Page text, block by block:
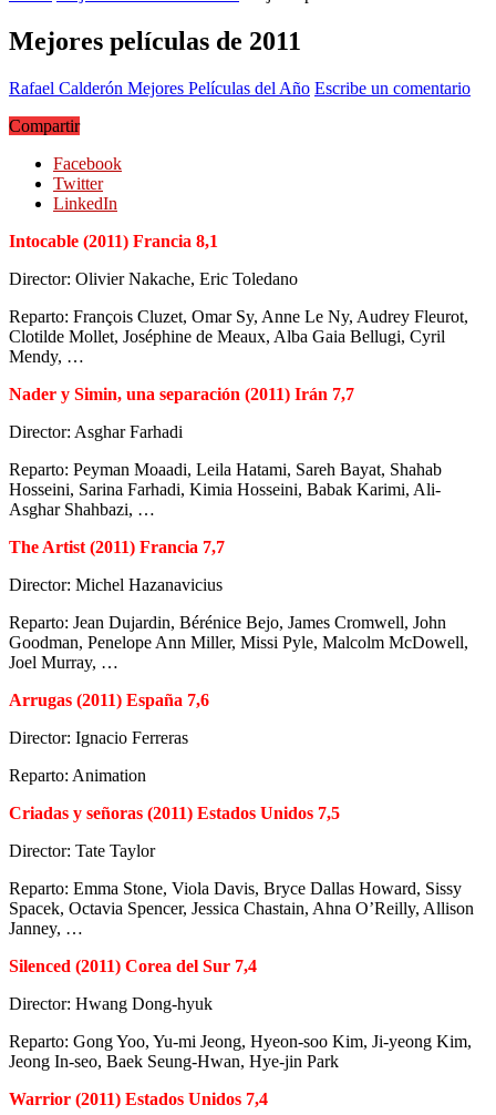
Mejores películas de 2011
Rafael Calderón Mejores Películas del Año Escribe un comentario
Compartir
Facebook
Twitter
LinkedIn
Intocable (2011) Francia 8,1
Director: Olivier Nakache, Eric Toledano
Reparto: François Cluzet, Omar Sy, Anne Le Ny, Audrey Fleurot,
Clotilde Mollet, Joséphine de Meaux, Alba Gaia Bellugi, Cyril
Mendy, …
Nader y Simin, una separación (2011) Irán 7,7
Director: Asghar Farhadi
Reparto: Peyman Moaadi, Leila Hatami, Sareh Bayat, Shahab
Hosseini, Sarina Farhadi, Kimia Hosseini, Babak Karimi, Ali-
Asghar Shahbazi, …
The Artist (2011) Francia 7,7
Director: Michel Hazanavicius
Reparto: Jean Dujardin, Bérénice Bejo, James Cromwell, John
Goodman, Penelope Ann Miller, Missi Pyle, Malcolm McDowell,
Joel Murray, …
Arrugas (2011) España 7,6
Director: Ignacio Ferreras
Reparto: Animation
Criadas y señoras (2011) Estados Unidos 7,5
Director: Tate Taylor
Reparto: Emma Stone, Viola Davis, Bryce Dallas Howard, Sissy
Spacek, Octavia Spencer, Jessica Chastain, Ahna O’Reilly, Allison
Janney, …
Silenced (2011) Corea del Sur 7,4
Director: Hwang Dong-hyuk
Reparto: Gong Yoo, Yu-mi Jeong, Hyeon-soo Kim, Ji-yeong Kim,
Jeong In-seo, Baek Seung-Hwan, Hye-jin Park
Warrior (2011) Estados Unidos 7,4